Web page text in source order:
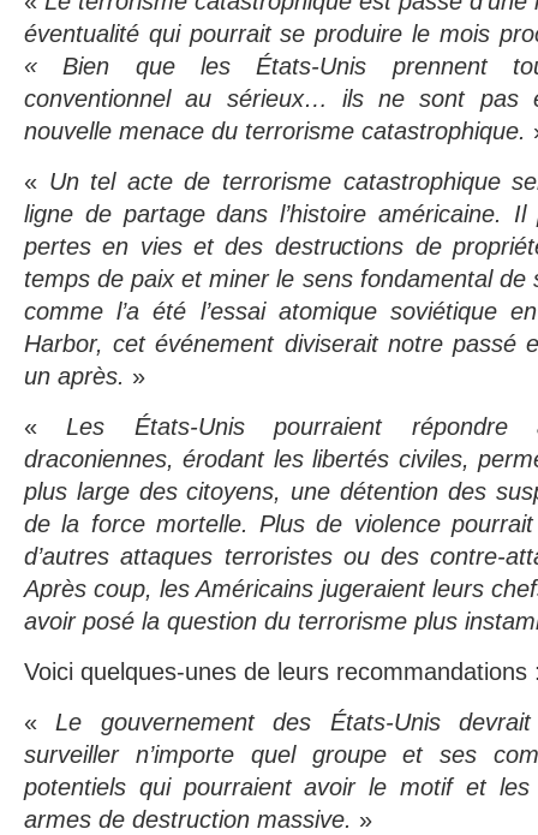
éventualité qui pourrait se produire le mois
« Bien que les États-Unis prennent
conventionnel au sérieux… ils ne sont pas
nouvelle menace du terrorisme catastrophique.
« Un tel acte de terrorisme catastrophique
ligne de partage dans l’histoire américaine.
pertes en vies et des destructions de
temps de paix et miner le sens fondamental de
comme l’a été l’essai atomique soviétique
Harbor, cet événement diviserait notre passé
un après. »
« Les États-Unis pourraient
draconiennes, érodant les libertés civiles,
plus large des citoyens, une détention des
de la force mortelle. Plus de violence
d’autres attaques terroristes ou des contre-
Après coup, les Américains jugeraient leurs
avoir posé la question du terrorisme plus
Voici quelques-unes de leurs recommandations
« Le gouvernement des États-Unis
surveiller n’importe quel groupe et ses
potentiels qui pourraient avoir le motif et les
armes de destruction massive. »